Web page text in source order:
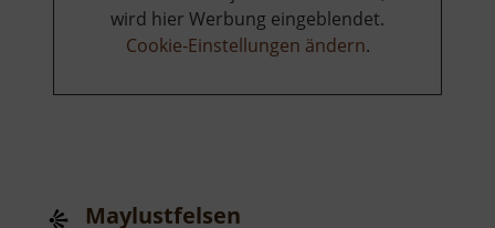
wird hier Werbung eingeblendet.
Cookie-Einstellungen ändern.
Maylustfelsen